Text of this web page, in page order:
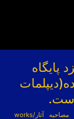
پایگاه
مصاحبه آثار/works